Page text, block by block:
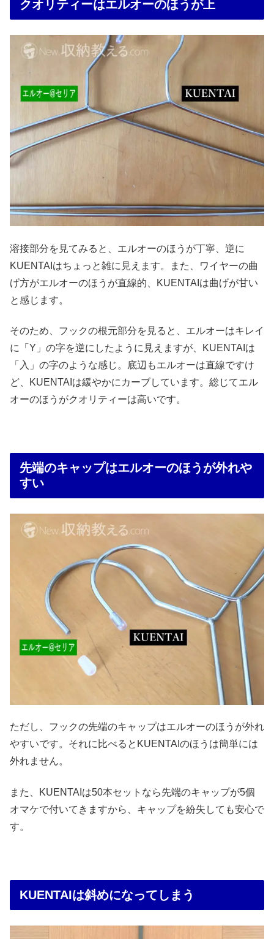
クオリティーはエルオーのほうが上
溶接部分を見てみると、エルオーのほうが丁寧、逆に
KUENTAIはちょっと雑に見えます。また、ワイヤーの曲
げ方がエルオーのほうが直線的、KUENTAIは曲げが甘い
と感じます。
そのため、フックの根元部分を見ると、エルオーはキレイ
に「Y」の字を逆にしたように見えますが、KUENTAIは
「入」の字のような感じ。底辺もエルオーは直線ですけ
ど、KUENTAIは緩やかにカーブしています。総じてエル
オーのほうがクオリティーは高いです。
先端のキャップはエルオーのほうが外れや
すい
ただし、フックの先端のキャップはエルオーのほうが外れ
やすいです。それに比べるとKUENTAIのほうは簡単には
外れません。
また、KUENTAIは50本セットなら先端のキャップが5個
オマケで付いてきますから、キャップを紛失しても安心で
す。
KUENTAIは斜めになってしまう